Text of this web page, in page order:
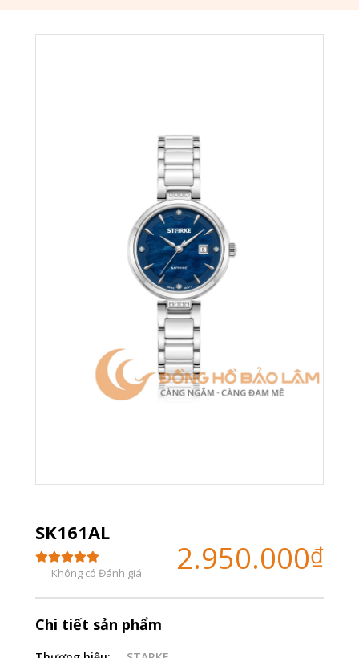
SK161AL
Không có Đánh giá 2.950.000₫
Chi tiết sản phẩm